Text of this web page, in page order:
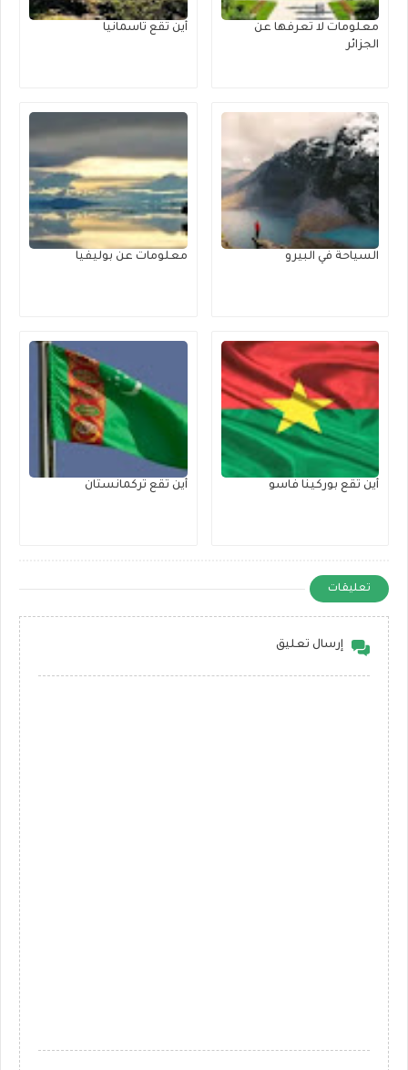
معلومات لا تعرفها عن
الجزائر
أين تقع تاسمانيا
السياحة في البيرو معلومات عن بوليفيا
أين تقع بوركينا فاسو أين تقع تركمانستان
تعليقات
إرسال تعليق